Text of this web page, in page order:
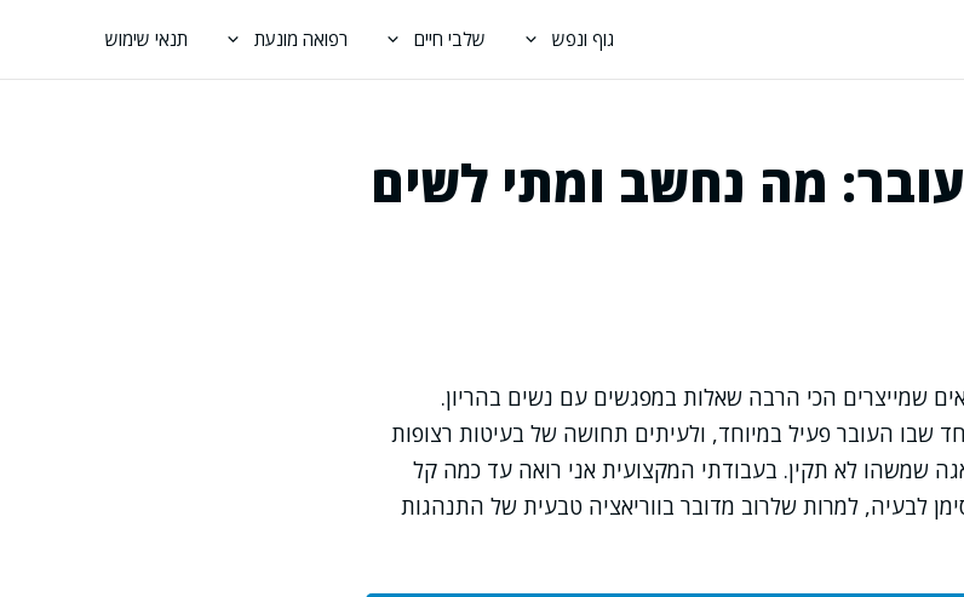
גוף ונפש שלבי חיים רפואה מונעת תנאי שימוש
עובר: מה נחשב ומתי לשים
שמייצרים הכי הרבה שאלות במפגשים עם נשים בהריון.
שבו העובר פעיל במיוחד, ולעיתים תחושה של בעיטות רצופות
שמשהו לא תקין. בעבודתי המקצועית אני רואה עד כמה קל
לבעיה, למרות שלרוב מדובר בווריאציה טבעית של התנהגות